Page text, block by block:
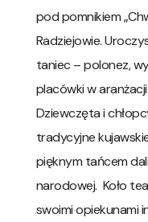
pod pomnikiem
Radziejowie.
taniec – polonez,
placówki w
Dziewczęta i
tradycyjne
pięknym tańcem
narodowej. Koło
swoimi opiekunami